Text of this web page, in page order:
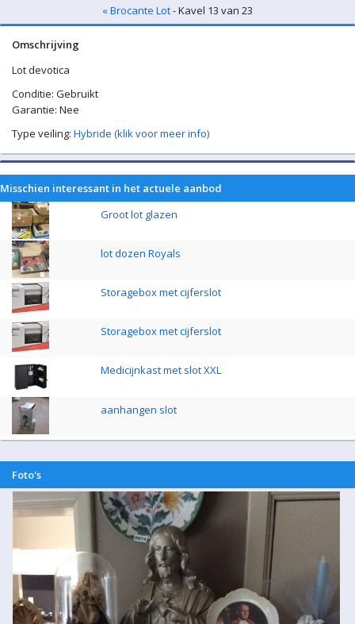
« Brocante Lot- Kavel 13 van 23
Omschrijving
Lot devotica
Conditie: Gebruikt
Garantie: Nee
Type veiling: Hybride (klik voor meer info)
Misschien interessant in het actuele aanbod
Groot lot glazen
lot dozen Royals
Storagebox met cijferslot
Storagebox met cijferslot
Medicijnkast met slot XXL
aanhangen slot
Foto's